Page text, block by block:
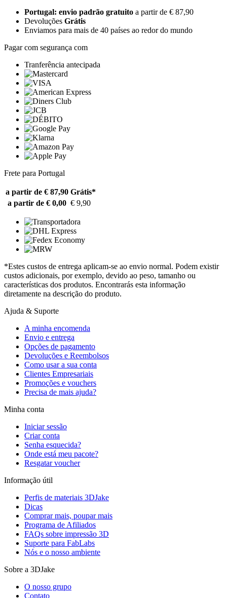
Portugal: envio padrão gratuito a partir de € 87,90
Devoluções Grátis
Enviamos para mais de 40 países ao redor do mundo
Pagar com segurança com
Tranferência antecipada
Frete para Portugal
a partir de € 87,90 Grátis*
a partir de € 0,00 € 9,90
*Estes custos de entrega aplicam-se ao envio normal. Podem existir
custos adicionais, por exemplo, devido ao peso, tamanho ou
características dos produtos. Encontrarás esta informação
diretamente na descrição do produto.
Ajuda & Suporte
A minha encomenda
Envio e entrega
Opções de pagamento
Devoluções e Reembolsos
Como usar a sua conta
Clientes Empresariais
Promoções e vouchers
Precisa de mais ajuda?
Minha conta
Iniciar sessão
Criar conta
Senha esquecida?
Onde está meu pacote?
Resgatar voucher
Informação útil
Perfis de materiais 3DJake
Dicas
Comprar mais, poupar mais
Programa de Afiliados
FAQs sobre impressão 3D
Suporte para FabLabs
Nós e o nosso ambiente
Sobre a 3DJake
O nosso grupo
Contato